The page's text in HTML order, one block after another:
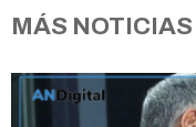
MÁS NOTICIAS